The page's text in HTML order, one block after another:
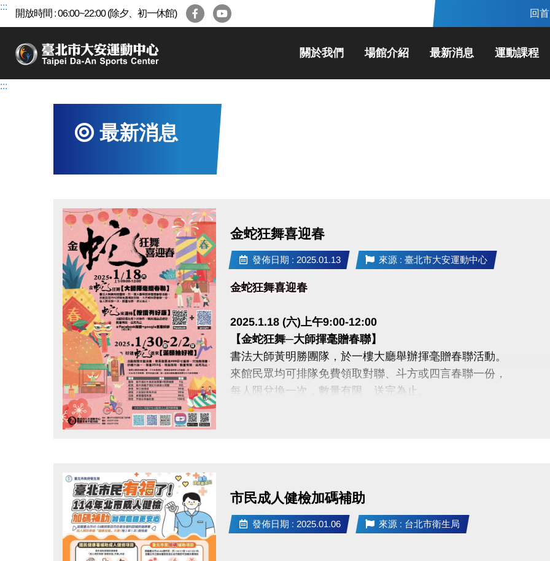
跳
區
:::
開放時間 : 06:00~22:00 (除夕、初一休館) 回
關於我們 場館介紹 最新消息 運動課程
:::
最新消息
金蛇狂舞喜迎春
發佈日期 : 2025.01.13 來源 : 臺北市大安運動中心
金蛇狂舞喜迎春
2025.1.18 (六)上午9:00-12:00
【金蛇狂舞─大師揮毫贈春聯】
書法大師黃明勝團隊，於一樓大廳舉辦揮毫贈春聯活動。
來館民眾均可排隊免費領取對聯、斗方或四言春聯一份，
每人限兌換一次，數量有限、送完為止。
★ 活動時間內一次捐贈20張114年1-2月紙本發票
2025.1.30 (四)〜2025.2.2(日) 初二到初五
市民成人健檢加碼補助
發佈日期 : 2025.01.06 來源 : 台北市衛生局